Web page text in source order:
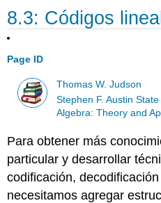
8.3: Códigos
Page ID
Thomas W. Judson
Stephen F. Austin
Algebra: Theory and
Para obtener más
particular y desarrollar
codificación,
necesitamos agregar